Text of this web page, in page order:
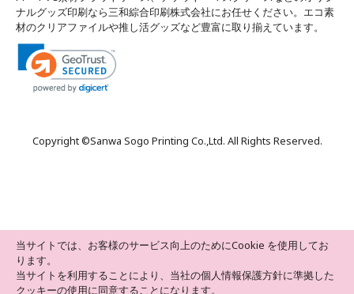
ナルグッズ印刷なら三和綜合印刷株式会社にお任せください。エコ素
材のクリアファイルや推し活グッズなど豊富に取り揃えています。
当サイトでは、お客様のサービス向上のためにCookie を使用してお
ります。
当サイトを利用することにより、当社の個人情報保護方針に準拠した
クッキーの使用に同意することになります。
Copyright ©Sanwa Sogo Printing Co.,Ltd. All Rights Reserved.